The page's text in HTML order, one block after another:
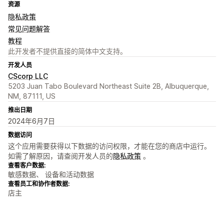
资源
隐私政策
常见问题解答
教程
此开发者不提供直接的简体中文支持。
开发人员
CScorp LLC
5203 Juan Tabo Boulevard Northeast Suite 2B, Albuquerque,
NM, 87111, US
推出日期
2024年6月7日
数据访问
这个应用需要获得以下数据的访问权限，才能在您的商店中运行。
如需了解原因，请查阅开发人员的隐私政策 。
查看客户数据:
敏感数据、 设备和活动数据
查看员工和协作者数据:
店主